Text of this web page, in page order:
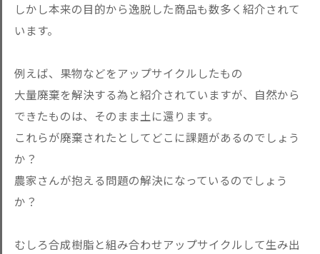
しかし本来の目的から逸脱した商品も数多く紹介されて
います。
例えば、果物などをアップサイクルしたもの
大量廃棄を解決する為と紹介されていますが、自然から
できたものは、そのまま土に還ります。
これらが廃棄されたとしてどこに課題があるのでしょう
か？
農家さんが抱える問題の解決になっているのでしょう
か？
むしろ合成樹脂と組み合わせアップサイクルして生み出